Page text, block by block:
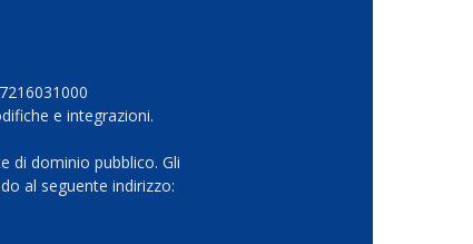
e integrazioni.
di dominio pubblico. Gli
al seguente indirizzo: